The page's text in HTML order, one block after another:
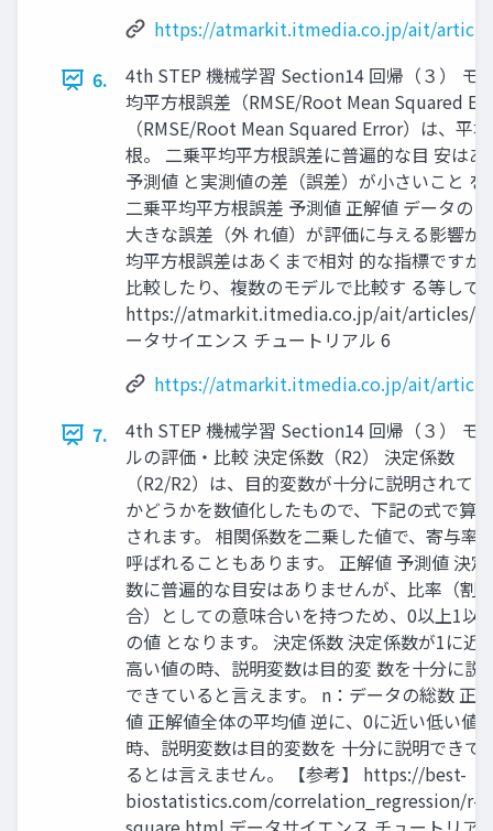
https://atmarkit.itmedia.co.jp/ait/
6.
4th STEP 機械学習 Section14 回帰（３） モ
均平方根誤差（RMSE/Root Mean Squared
（RMSE/Root Mean Squared Error）は、平
根。 二乗平均平方根誤差に普遍的な目 安は
予測値 と実測値の差（誤差）が小さいこと
二乗平均平方根誤差 予測値 正解値 データの
大きな誤差（外 れ値）が評価に与える影響が
均平方根誤差はあくまで相対 的な指標ですか
比較したり、複数のモデルで比較す る等して
https://atmarkit.itmedia.co.jp/ait/articles/
ータサイエンス チュートリアル 6
https://atmarkit.itmedia.co.jp/ait/
7.
4th STEP 機械学習 Section14 回帰（３） モ
ルの評価・比較 決定係数（R2） 決定係数
（R2/R2）は、目的変数が十分に説明されて
かどうかを数値化したもので、下記の式で算出
されます。 相関係数を二乗した値で、寄与率
呼ばれることもあります。 正解値 予測値 決
数に普遍的な目安はありませんが、比率（割
合）としての意味合いを持つため、0以上1以
の値 となります。 決定係数 決定係数が1に近
高い値の時、説明変数は目的変 数を十分に説
できていると言えます。 n：データの総数 正解
値 正解値全体の平均値 逆に、0に近い低い値
時、説明変数は目的変数を 十分に説明できて
るとは言えません。 【参考】 https://best-
biostatistics.com/correlation_regression/r-